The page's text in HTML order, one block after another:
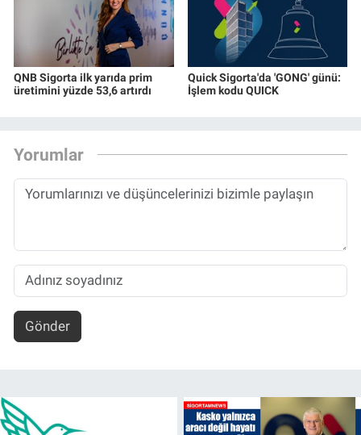
QNB Sigorta ilk yarıda prim
üretimini yüzde 53,6 artırdı
Quick Sigorta'da 'GONG' günü:
İşlem kodu QUICK
Yorumlar
Gönder